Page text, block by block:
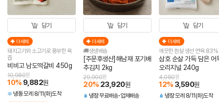
담기
더세페
돼지고기와 소고기로 풍부한 육
즙
비비고 남도떡갈비 450g
10% 9,882원
10,980원
냉동 모레 8/11(화)도착
담기
더세페
🚚생생배송
[주문후생산]해남재 포기배
추김치 2kg
20% 23,920원
29,900원
냉장무료배송 업체배송
담기
더세페
깨끗한 흰살 생선 연육 83%
삼호 순살 가득 담은 어
오리지널 240g
12% 3,590원
4,080원
냉장 모레 8/11(화)도착